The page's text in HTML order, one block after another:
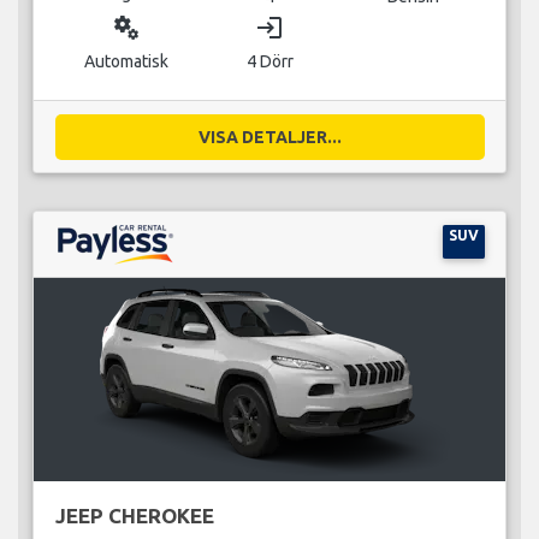
miscellaneous_services
Automatisk
login
4 Dörr
VISA DETALJER...
SUV
JEEP CHEROKEE